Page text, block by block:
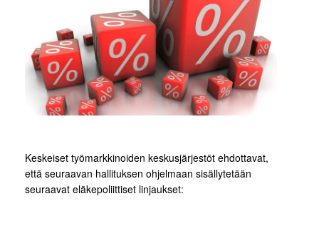
Keskeiset työmarkkinoiden keskusjärjestöt ehdottavat,
että seuraavan hallituksen ohjelmaan sisällytetään
seuraavat eläkepoliittiset linjaukset: